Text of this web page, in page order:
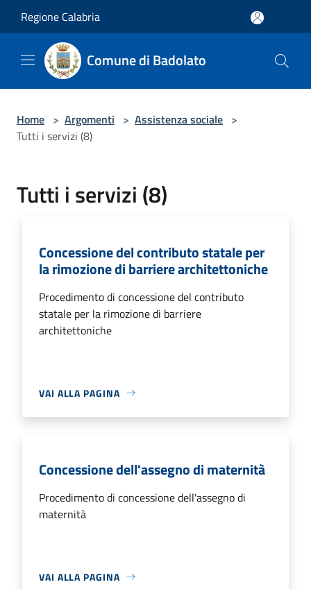
Regione Calabria
Comune di Badolato
Home > Argomenti > Assistenza sociale >
Tutti i servizi (8)
Tutti i servizi (8)
Concessione del contributo statale per
la rimozione di barriere architettoniche
Procedimento di concessione del contributo
statale per la rimozione di barriere
architettoniche
VAI ALLA PAGINA
Concessione dell'assegno di maternità
Procedimento di concessione dell'assegno di
maternità
VAI ALLA PAGINA